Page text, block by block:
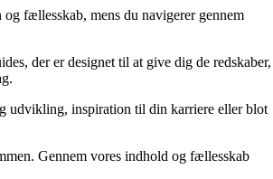
fællesskab, mens du navigerer gennem
der er designet til at give dig de redskaber,
udvikling, inspiration til din karriere eller blot
Gennem vores indhold og fællesskab